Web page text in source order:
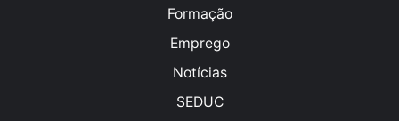
Formação
Emprego
Notícias
SEDUC